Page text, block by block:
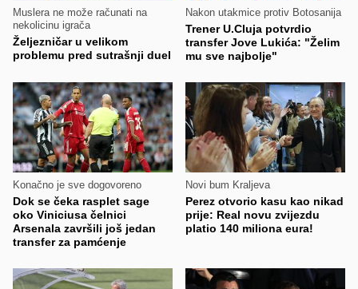
Muslera ne može računati na
nekolicinu igrača
Željezničar u velikom
problemu pred sutrašnji duel
Nakon utakmice protiv Botosanija
Trener U.Cluja potvrdio
transfer Jove Lukića: "Želim
mu sve najbolje"
Konačno je sve dogovoreno
Dok se čeka rasplet sage
oko Viniciusa čelnici
Arsenala završili još jedan
transfer za pamćenje
Novi bum Kraljeva
Perez otvorio kasu kao nikad
prije: Real novu zvijezdu
platio 140 miliona eura!